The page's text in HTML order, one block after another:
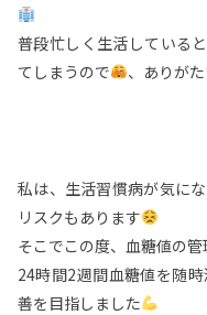
普段忙しく生活している
てしまうので
、ありが
私は、生活習慣病が気に
リスクもあります
そこでこの度、血糖値の
24時間2週間血糖値を随
善を目指しました